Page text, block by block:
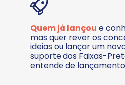
Quem já lançou e
mas quer rever os
ideias ou lançar um
suporte dos Faixas-
entende de